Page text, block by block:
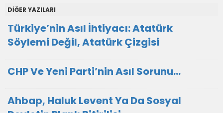
DİĞER YAZILARI
Türkiye’nin Asıl İhtiyacı: Atatürk
Söylemi Değil, Atatürk Çizgisi
CHP Ve Yeni Parti’nin Asıl Sorunu…
Ahbap, Haluk Levent Ya Da Sosyal